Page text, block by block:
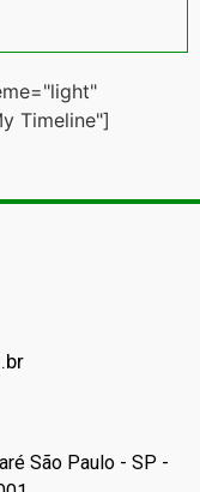
Timeline"]
São Paulo - SP -